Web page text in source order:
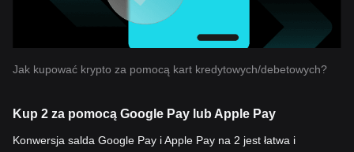
Jak kupować krypto za pomocą kart kredytowych/debetowych?
Kup 2 za pomocą Google Pay lub Apple Pay
Konwersja salda Google Pay i Apple Pay na 2 jest łatwa i